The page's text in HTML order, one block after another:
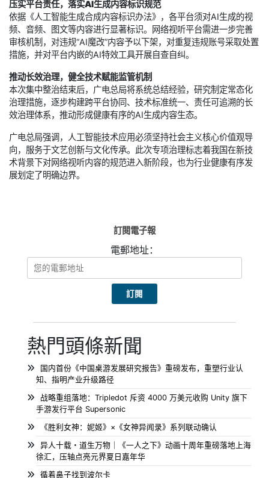
压实平台责任，落实AI生成内容标识规范
依据《人工智能生成合成内容标识办法》，各平台须对AI生成的视
频、音频、图文等内容进行显著标识。网络视听平台需进一步完善
审核机制，对违规“AI魔改”内容予以下架，对重复违规账号采取处置
措施，并对平台内嵌的AI特效工具开展自查自纠。
推动长效治理，健全技术赋能监管机制
本次集中整治结束后，广电总局将系统总结经验，研究制定常态化
治理措施，逐步构建跨平台协同、技术标准统一、责任可追溯的长
效治理体系，推动形成健康有序的AI生成内容生态。
广电总局强调，人工智能技术应用必须坚持社会主义核心价值观导
向，服务于文艺创新与文化传承。此次专项治理标志着我国在新技
术背景下对网络视听内容的规范进入新阶段，也为行业健康有序发
展划定了明确边界。
訂閱電子報
電郵地址：
熱門頭條新聞
国内首份《中国桌游发展研究报告》重磅发布，重塑行业认
知、指明产业升级路径
战略重组落地：Tripledot 斥资 4000 万美元收购 Unity 旗下
手游发行平台 Supersonic
《胜利女神：妮姬》×《女神异闻录》系列联动确认
异人十载・道生万物｜《一人之下》动画十周年重磅落地上海
徐汇，压轴点亮元界夏日嘉年华
循着鼻子找到波尔卡